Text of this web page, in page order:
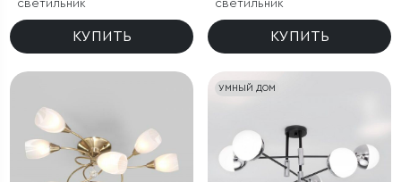
светильник
КУПИТЬ
светильник
КУПИТЬ
УМНЫЙ ДОМ